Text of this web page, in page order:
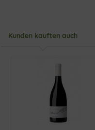
Kunden kauften auch